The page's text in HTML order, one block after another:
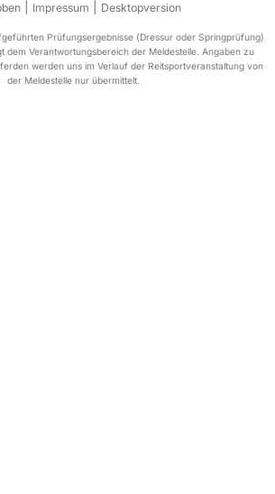
Impressum Desktopversion
Prüfungsergebnisse (Dressur oder Springprüfung)
dem Verantwortungsbereich der Meldestelle. Angaben zu
werden uns im Verlauf der Reitsportveranstaltung von
der Meldestelle nur übermittelt.